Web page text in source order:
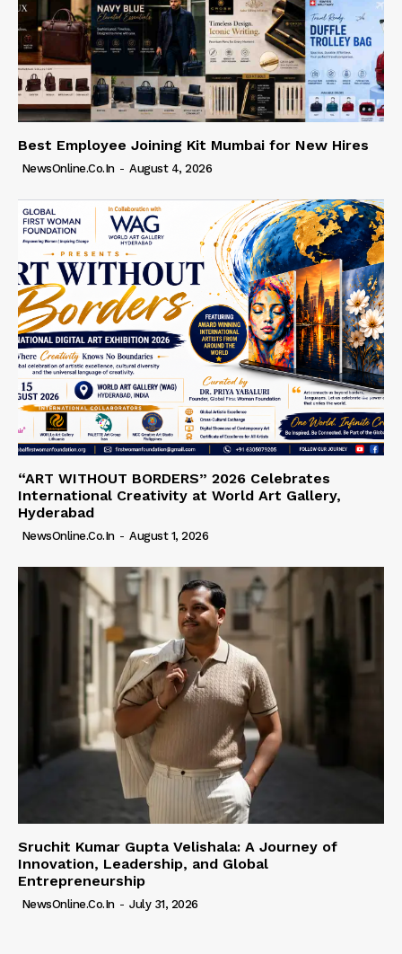
Best Employee Joining Kit Mumbai for New Hires
NewsOnline.co.in - August 4, 2026
“ART WITHOUT BORDERS” 2026 Celebrates
International Creativity at World Art Gallery,
Hyderabad
NewsOnline.co.in - August 1, 2026
Sruchit Kumar Gupta Velishala: A Journey of
Innovation, Leadership, and Global
Entrepreneurship
NewsOnline.co.in - July 31, 2026